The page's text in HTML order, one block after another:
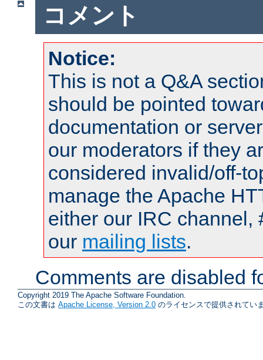
コメント
Notice:
This is not a Q&A
should be pointed
documentation or
our moderators if they
considered invalid/off-
manage the Apache
either our IRC channel,
our mailing lists.
Comments are disabled
Copyright 2019 The Apache Software Foundation.
この文書は Apache License, Version 2.0 のライセンスで提供されてい